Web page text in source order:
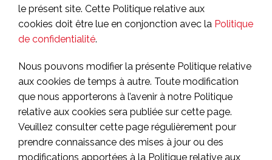
le présent site. Cette Politique relative aux
cookies doit être lue en conjonction avec la Politique
de confidentialité.
Nous pouvons modifier la présente Politique relative
aux cookies de temps à autre. Toute modification
que nous apporterons à l’avenir à notre Politique
relative aux cookies sera publiée sur cette page.
Veuillez consulter cette page régulièrement pour
prendre connaissance des mises à jour ou des
modifications apportées à la Politique relative aux